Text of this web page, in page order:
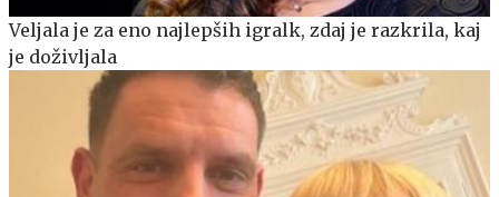
Veljala je za eno najlepših igralk, zdaj je razkrila, kaj
je doživljala